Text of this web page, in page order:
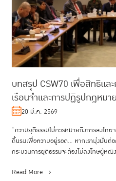
บทสรุุป CSW70 เพื่อสิทธิแล
เรือนจำและการปฏิรูปกฎหมาย
20 มี.ค. 2569
“ความยุติธรรมไม่ควรหมายถึงการลงโท
ดิ้นรนเพื่อความอยู่รอด… หากเรามุ่งมั่นต่
กระบวนการยุติธรรมจะต้องไม่ลงโทษผู้ห
Read More